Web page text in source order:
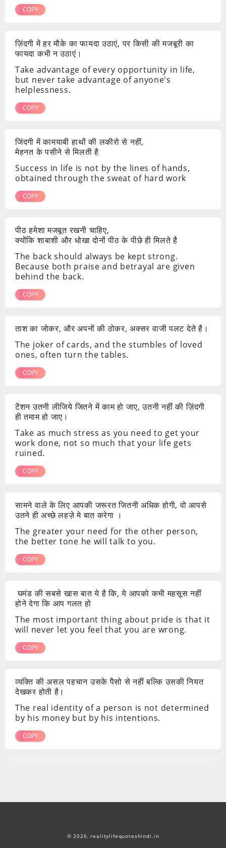
COPY
ज़िंदगी में हर मौके का फायदा उठाएं, पर किसी की मजबूरी का
फायदा कभी न उठाएं।
Take advantage of every opportunity in life,
but never take advantage of anyone's
helplessness.
COPY
जिंदगी में कामयाबी हाथों की लकीरो से नहीं,
मेहनत के पसीने से मिलती है
Success in life is not by the lines of hands,
obtained through the sweat of hard work
COPY
पीठ हमेशा मजबूत रखनी चाहिए,
क्योंकि शाबाशी और धोखा दोनों पीठ के पीछे ही मिलते है
The back should always be kept strong.
Because both praise and betrayal are given
behind the back.
COPY
ताश का जोकर, और अपनों की ठोकर, अक्सर वाजी पलट देते है।
The joker of cards, and the stumbles of loved
ones, often turn the tables.
COPY
टेंशन उतनी लीजिये जितने में काम हो जाए, उतनी नहीं की ज़िंदगी
ही तमाम हो जाए।
Take as much stress as you need to get your
work done, not so much that your life gets
ruined.
COPY
सामने वाले के लिए आपकी जरूरत जितनी अधिक होगी, वो आपसे
उतने ही अच्छे लहज़े मे बात करेगा ।
The greater your need for the other person,
the better tone he will talk to you.
COPY
घमंड की सबसे खास बात ये है कि, ये आपको कभी महसूस नहीं
होने देगा कि आप गलत हो
The most important thing about pride is that it
will never let you feel that you are wrong.
COPY
व्यक्ति की असल पहचान उसके पैसो से नहीं बल्कि उसकी नियत
देखकर होती है।
The real identity of a person is not determined
by his money but by his intentions.
COPY
© 2026,realitylifequoteshindi.in